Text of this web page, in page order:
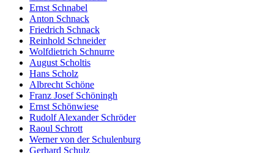
Ernst Schnabel
Anton Schnack
Friedrich Schnack
Reinhold Schneider
Wolfdietrich Schnurre
August Scholtis
Hans Scholz
Albrecht Schöne
Franz Josef Schöningh
Ernst Schönwiese
Rudolf Alexander Schröder
Raoul Schrott
Werner von der Schulenburg
Gerhard Schulz